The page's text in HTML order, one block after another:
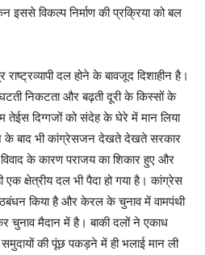
इससे विकल्प निर्माण की प्रक्रिया को बल
दल होने के बावजूद दिशाहीन है।
निकटता और बढ़ती दूरी के किस्सों के
दिग्गजों को संदेह के घेरे में मान लिया
के बाद भी कांग्रेसजन देखते देखते सरकार
के कारण पराजय का शिकार हुए और
क्षेत्रीय दल भी पैदा हो गया है। कांग्रेस
किया है और केरल के चुनाव में वामपंथी
मैदान में है। बाकी दलों ने एकाध
समुदायों की पूंछ पकड़ने में ही भलाई मान ली